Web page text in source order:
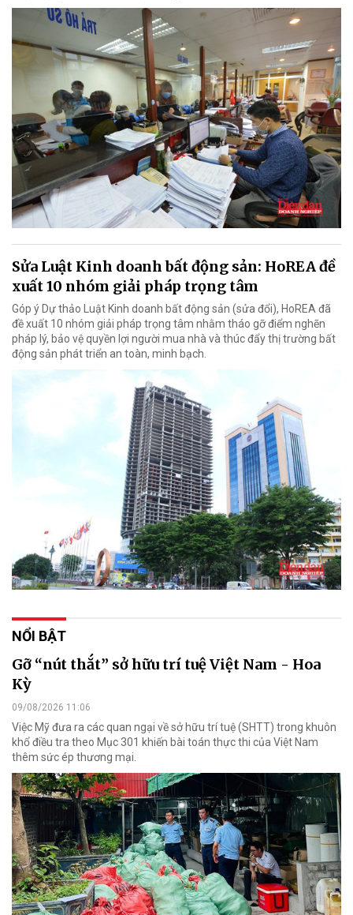
Sửa Luật Kinh doanh bất động sản: HoREA đề
xuất 10 nhóm giải pháp trọng tâm
Góp ý Dự thảo Luật Kinh doanh bất động sản (sửa đổi), HoREA đã
đề xuất 10 nhóm giải pháp trọng tâm nhằm tháo gỡ điểm nghẽn
pháp lý, bảo vệ quyền lợi người mua nhà và thúc đẩy thị trường bất
động sản phát triển an toàn, minh bạch.
NỔI BẬT
Gỡ “nút thắt” sở hữu trí tuệ Việt Nam - Hoa
Kỳ
09/08/2026 11:06
Việc Mỹ đưa ra các quan ngại về sở hữu trí tuệ (SHTT) trong khuôn
khổ điều tra theo Mục 301 khiến bài toán thực thi của Việt Nam
thêm sức ép thương mại.